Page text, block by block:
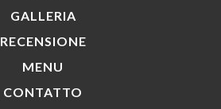
GALLERIA
RECENSIONE
MENU
CONTATTO